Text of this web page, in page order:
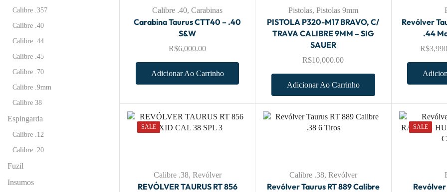
Calibre .40,Carabinas
Carabina Taurus CTT40 – .40
S&W
R$6,000.00
Adicionar Ao Carrinho
Pistolas, Pistolas 9mm
PISTOLA P320-M17 BRAVO, C/
TRAVA CALIBRE 9MM – SIG
SAUER
R$10,000.00
Adicionar Ao Carrinho
Revólver
.44
R$
SALE
Calibre .38, Revólver
REVÓLVER TAURUS RT 856
Calibre .38, Revólver
Revólver Taurus RT 889 Calibre
SALE
Revólver
Calibre .357
Calibre .40
Calibre .44
Calibre .45
Calibre .70
Calibre .9mm
Calibre 38
Espingarda
Calibre .12
Calibre .20
Fuzil
Insumos